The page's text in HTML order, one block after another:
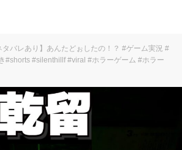
タバレあり】あんたどぉしたの！？ #ゲーム実況 #
#shorts #silenthillf #viral #ホラーゲーム #ホラー